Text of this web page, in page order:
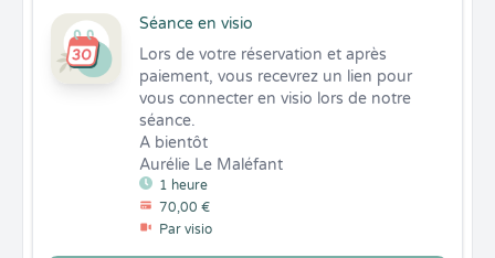
Séance en visio
1 heure
70,00 €
Par visio
Lors de votre réservation et après
paiement, vous recevrez un lien pour
vous connecter en visio lors de notre
séance.
A bientôt
Aurélie Le Maléfant